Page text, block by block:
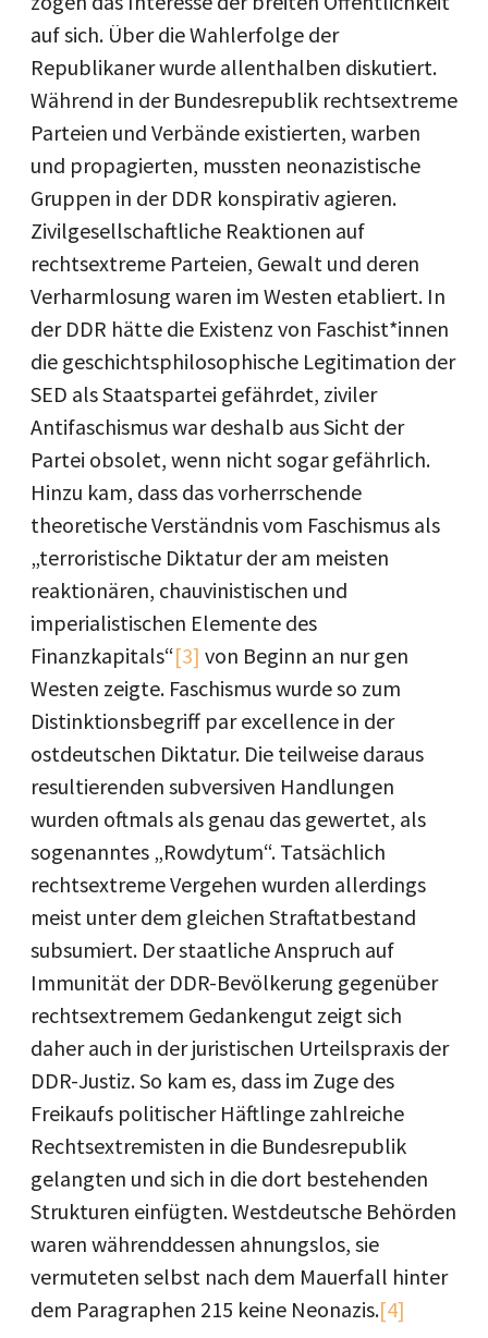
auf sich. Über die Wahlerfolge der
Republikaner wurde allenthalben diskutiert.
Während in der Bundesrepublik rechtsextreme
Parteien und Verbände existierten, warben
und propagierten, mussten neonazistische
Gruppen in der DDR konspirativ agieren.
Zivilgesellschaftliche Reaktionen auf
rechtsextreme Parteien, Gewalt und deren
Verharmlosung waren im Westen etabliert. In
der DDR hätte die Existenz von Faschist*innen
die geschichtsphilosophische Legitimation der
SED als Staatspartei gefährdet, ziviler
Antifaschismus war deshalb aus Sicht der
Partei obsolet, wenn nicht sogar gefährlich.
Hinzu kam, dass das vorherrschende
theoretische Verständnis vom Faschismus als
„terroristische Diktatur der am meisten
reaktionären, chauvinistischen und
imperialistischen Elemente des
Finanzkapitals“[3] von Beginn an nur gen
Westen zeigte. Faschismus wurde so zum
Distinktionsbegriff par excellence in der
ostdeutschen Diktatur. Die teilweise daraus
resultierenden subversiven Handlungen
wurden oftmals als genau das gewertet, als
sogenanntes „Rowdytum“. Tatsächlich
rechtsextreme Vergehen wurden allerdings
meist unter dem gleichen Straftatbestand
subsumiert. Der staatliche Anspruch auf
Immunität der DDR-Bevölkerung gegenüber
rechtsextremem Gedankengut zeigt sich
daher auch in der juristischen Urteilspraxis der
DDR-Justiz. So kam es, dass im Zuge des
Freikaufs politischer Häftlinge zahlreiche
Rechtsextremisten in die Bundesrepublik
gelangten und sich in die dort bestehenden
Strukturen einfügten. Westdeutsche Behörden
waren währenddessen ahnungslos, sie
vermuteten selbst nach dem Mauerfall hinter
dem Paragraphen 215 keine Neonazis.[4]